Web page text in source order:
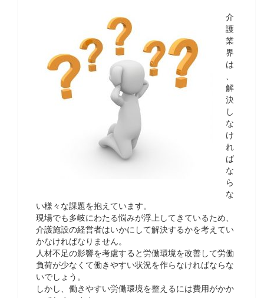
介
護
業
界
は
、
解
決
し
な
け
れ
ば
な
ら
な
い様々な課題を抱えています。
現場でも多岐にわたる悩みが浮上してきているため、
介護施設の経営者はいかにして解決するかを考えてい
かなければなりません。
人材不足の影響を考慮すると労働環境を改善して労働
負荷が少なくて働きやすい状況を作らなければならな
いでしょう。
しかし、働きやすい労働環境を整えるには費用がかか